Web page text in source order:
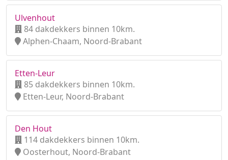
Ulvenhout
84 dakdekkers binnen 10km.
Alphen-Chaam, Noord-Brabant
Etten-Leur
85 dakdekkers binnen 10km.
Etten-Leur, Noord-Brabant
Den Hout
114 dakdekkers binnen 10km.
Oosterhout, Noord-Brabant